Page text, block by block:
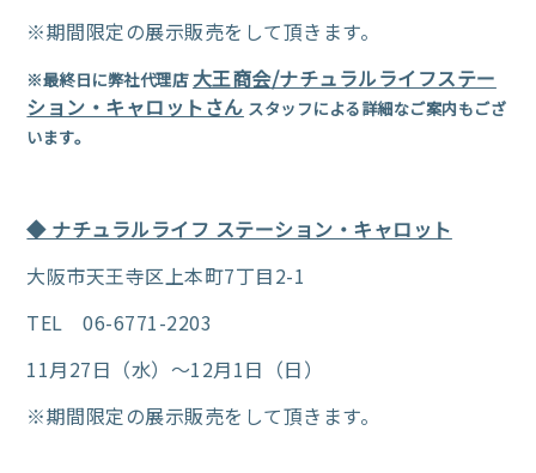
※期間限定の展示販売をして頂きます。
※最終日に弊社代理店 大王商会/ナチュラルライフステー
ション・キャロットさん スタッフによる詳細なご案内もござ
います。
◆ ナチュラルライフ ステーション・キャロット
大阪市天王寺区上本町7丁目2-1
TEL 06-6771-2203
11月27日（水）～12月1日（日）
※期間限定の展示販売をして頂きます。